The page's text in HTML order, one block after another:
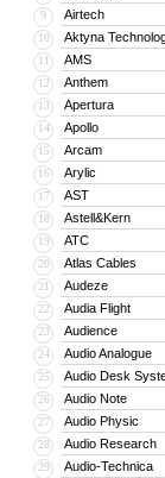
9 Airtech
10 Aktyna
11 AMS
12 Anthem
13 Apertura
14 Apollo
15 Arcam
16 Arylic
17 AST
18 Astell&Kern
19 ATC
20 Atlas Cables
21 Audeze
22 Audia Flight
23 Audience
24 Audio Analogue
25 Audio Desk
26 Audio Note
27 Audio Physic
28 Audio Research
29 Audio-Technica